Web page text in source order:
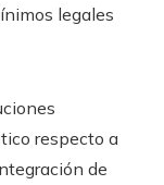
legales
respecto a
de